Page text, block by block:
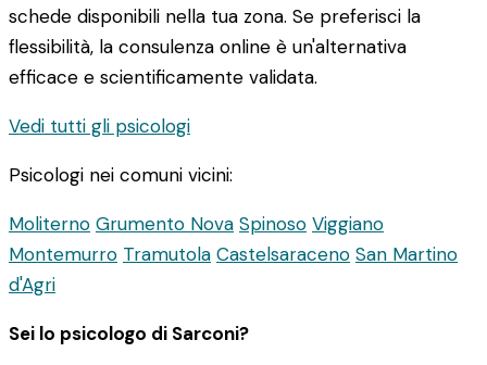
schede disponibili nella tua zona. Se preferisci la
flessibilità, la consulenza online è un'alternativa
efficace e scientificamente validata.
Vedi tutti gli psicologi
Psicologi nei comuni vicini:
Moliterno Grumento Nova Spinoso Viggiano
Montemurro Tramutola Castelsaraceno San Martino
d'Agri
Sei lo psicologo di Sarconi?